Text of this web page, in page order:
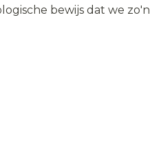
bewijs dat we zo'n